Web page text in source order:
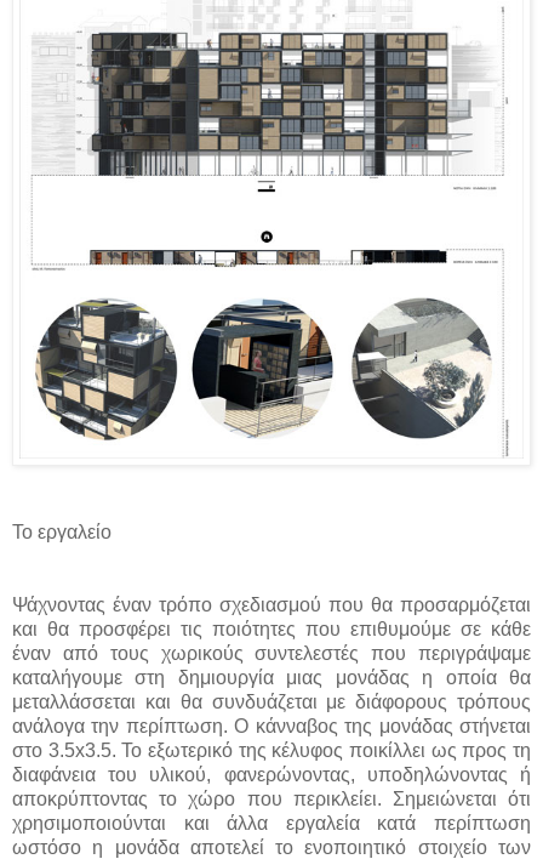
Το εργαλείο
Ψάχνοντας έναν τρόπο σχεδιασμού που θα προσαρμόζεται
και θα προσφέρει τις ποιότητες που επιθυμούμε σε κάθε
έναν από τους χωρικούς συντελεστές που περιγράψαμε
καταλήγουμε στη δημιουργία μιας μονάδας η οποία θα
μεταλλάσσεται και θα συνδυάζεται με διάφορους τρόπους
ανάλογα την περίπτωση. Ο κάνναβος της μονάδας στήνεται
στο 3.5x3.5. Το εξωτερικό της κέλυφος ποικίλλει ως προς τη
διαφάνεια του υλικού, φανερώνοντας, υποδηλώνοντας ή
αποκρύπτοντας το χώρο που περικλείει. Σημειώνεται ότι
χρησιμοποιούνται και άλλα εργαλεία κατά περίπτωση
ωστόσο η μονάδα αποτελεί το ενοποιητικό στοιχείο των